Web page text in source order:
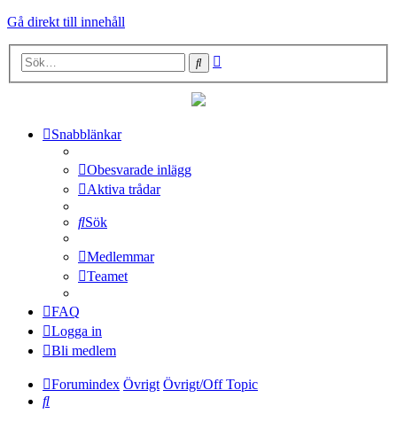
Gå direkt till innehåll
Sök
Snabblänkar
Obesvarade inlägg
Aktiva trådar
Sök
Medlemmar
Teamet
FAQ
Logga in
Bli medlem
Forumindex Övrigt Övrigt/Off Topic
Sök